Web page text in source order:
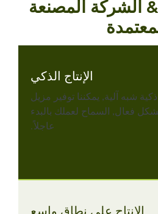
الشركة المصنعة
الإنتاج الذكي
ذكية شبه آلية, يمكننا توفير مزيل
فعال, السماح لعملك بالبدء
عاجلاً.